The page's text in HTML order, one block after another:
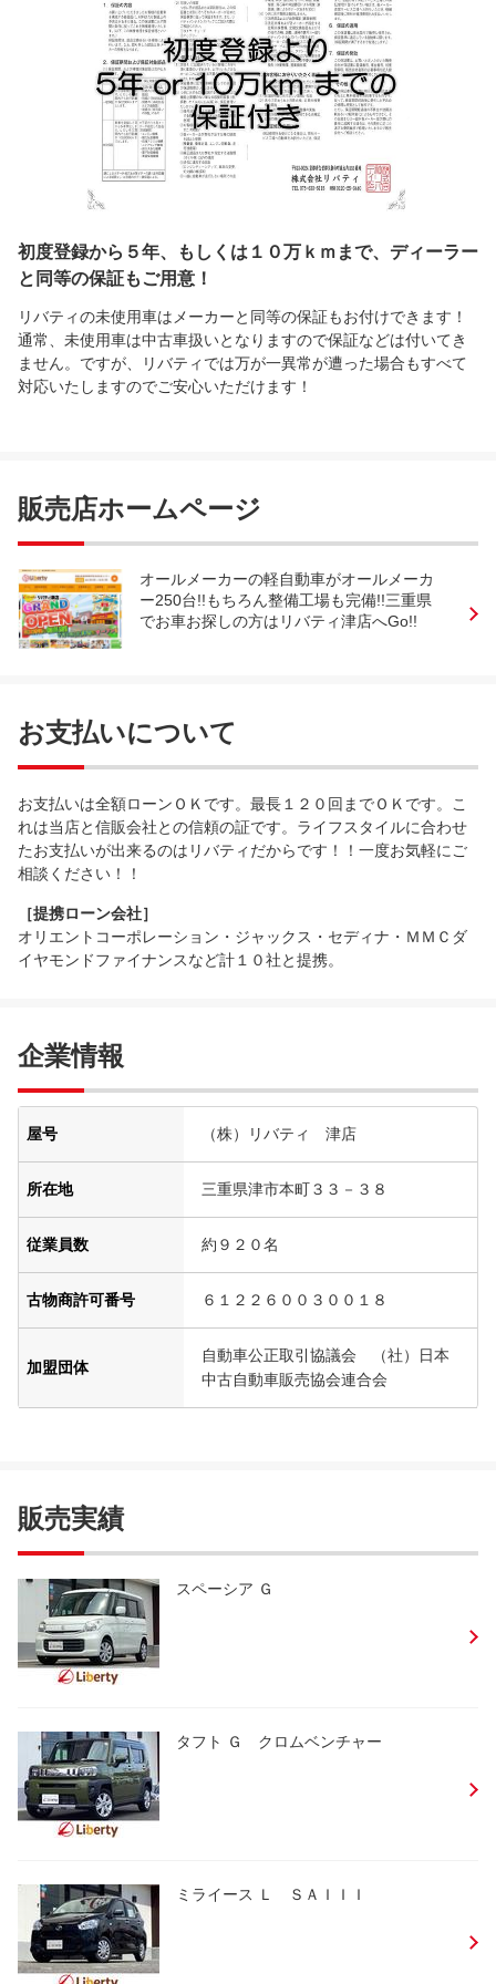
初度登録から５年、もしくは１０万ｋｍまで、ディーラー
と同等の保証もご用意！
リバティの未使用車はメーカーと同等の保証もお付けできます！
通常、未使用車は中古車扱いとなりますので保証などは付いてき
ません。ですが、リバティでは万が一異常が遭った場合もすべて
対応いたしますのでご安心いただけます！
販売店ホームページ
オールメーカーの軽自動車がオールメーカ
ー250台!!もちろん整備工場も完備!!三重県
でお車お探しの方はリバティ津店へGo!!
お支払いについて
お支払いは全額ローンＯＫです。最長１２０回までＯＫです。こ
れは当店と信販会社との信頼の証です。ライフスタイルに合わせ
たお支払いが出来るのはリバティだからです！！一度お気軽にご
相談ください！！
［提携ローン会社］
オリエントコーポレーション・ジャックス・セディナ・ＭＭＣダ
イヤモンドファイナンスなど計１０社と提携。
企業情報
屋号 （株）リバティ 津店
所在地 三重県津市本町３３－３８
従業員数 約９２０名
古物商許可番号 ６１２２６００３００１８
加盟団体
自動車公正取引協議会 （社）日本
中古自動車販売協会連合会
販売実績
スペーシア Ｇ
タフト Ｇ クロムベンチャー
ミライース Ｌ ＳＡＩＩＩ